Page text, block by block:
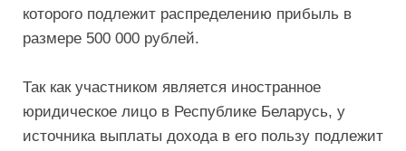
которого подлежит распределению прибыль в
размере 500 000 рублей.
Так как участником является иностранное
юридическое лицо в Республике Беларусь, у
источника выплаты дохода в его пользу подлежит